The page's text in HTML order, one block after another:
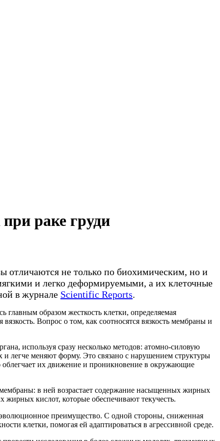
раке груди
отличаются не только по биохимическим, но и
и легко деформируемыми, а их клеточные
в журнале Scientific Reports.
главным образом жесткость клетки, определяемая
Вопрос о том, как соотносятся вязкость мембраны и
используя сразу несколько методов: атомно-силовую
легче меняют форму. Это связано с нарушением структуры
облегчает их движение и проникновение в окружающие
в ней возрастает содержание насыщенных жирных
кислот, которые обеспечивают текучесть.
преимущество. С одной стороны, сниженная
клетки, помогая ей адаптироваться в агрессивной среде.